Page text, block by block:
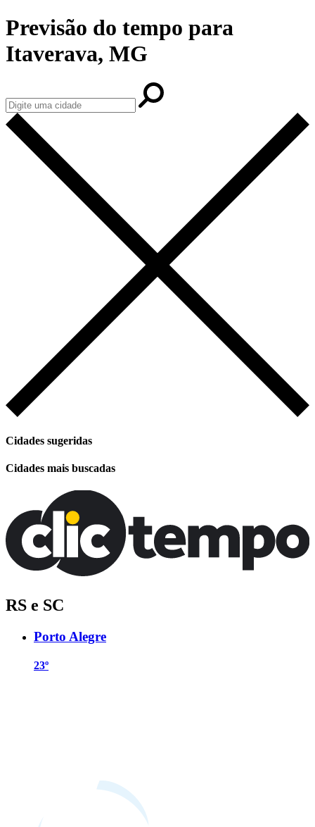
Previsão do tempo para
Itaverava, MG
Cidades sugeridas
Cidades mais buscadas
RS e SC
Porto Alegre
23º